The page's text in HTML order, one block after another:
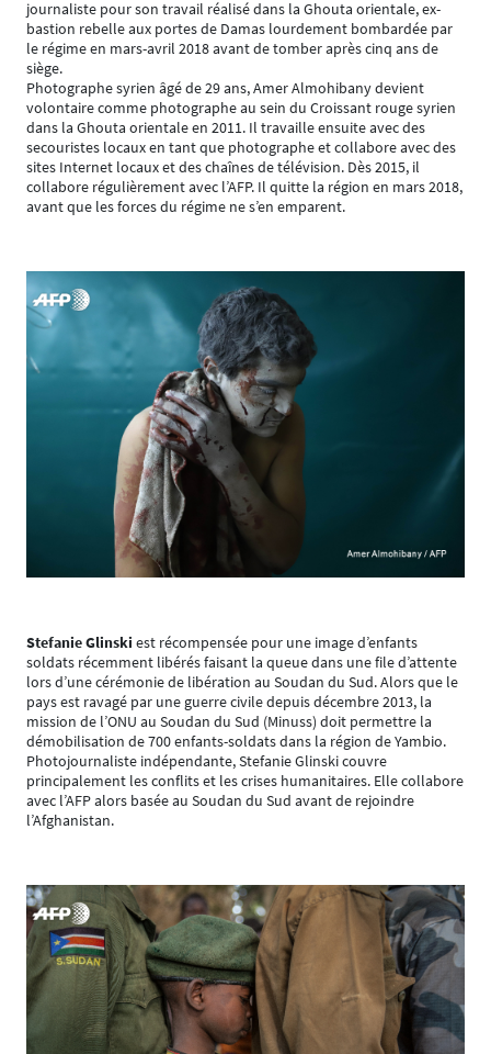
journaliste pour son travail réalisé dans la Ghouta orientale, ex-
bastion rebelle aux portes de Damas lourdement bombardée par
le régime en mars-avril 2018 avant de tomber après cinq ans de
siège.
Photographe syrien âgé de 29 ans, Amer Almohibany devient
volontaire comme photographe au sein du Croissant rouge syrien
dans la Ghouta orientale en 2011. Il travaille ensuite avec des
secouristes locaux en tant que photographe et collabore avec des
sites Internet locaux et des chaînes de télévision. Dès 2015, il
collabore régulièrement avec l’AFP. Il quitte la région en mars 2018,
avant que les forces du régime ne s’en emparent.
Stefanie Glinski est récompensée pour une image d’enfants
soldats récemment libérés faisant la queue dans une file d’attente
lors d’une cérémonie de libération au Soudan du Sud. Alors que le
pays est ravagé par une guerre civile depuis décembre 2013, la
mission de l’ONU au Soudan du Sud (Minuss) doit permettre la
démobilisation de 700 enfants-soldats dans la région de Yambio.
Photojournaliste indépendante, Stefanie Glinski couvre
principalement les conflits et les crises humanitaires. Elle collabore
avec l’AFP alors basée au Soudan du Sud avant de rejoindre
l’Afghanistan.